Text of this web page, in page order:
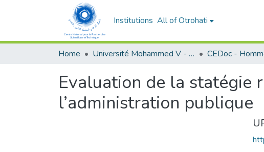
Institutions All of Otrohati
Home Université Mohammed V - Rabat
Evaluation de la statégie
l’administration publique